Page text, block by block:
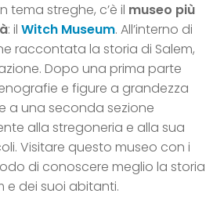
tema streghe, c’è il museo più
: il Witch Museum. All’interno di
raccontata la storia di Salem,
Dopo una prima parte
e figure a grandezza
a una seconda sezione
alla stregoneria e alla sua
Visitare questo museo con i
di conoscere meglio la storia
e dei suoi abitanti.